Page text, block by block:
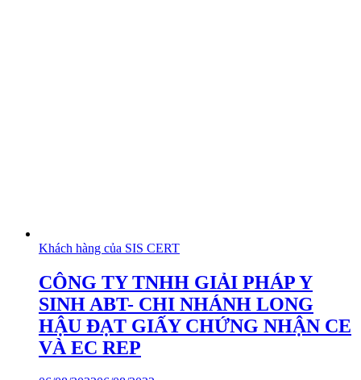
Khách hàng của SIS CERT
CÔNG TY TNHH GIẢI PHÁP Y
SINH ABT- CHI NHÁNH LONG
HẬU ĐẠT GIẤY CHỨNG NHẬN CE
VÀ EC REP